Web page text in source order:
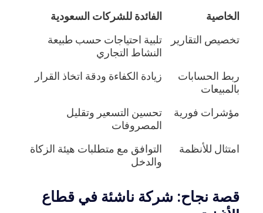
الخاصية
الفائدة للشركات السعودية
تخصيص التقارير
تلبية احتياجات حسب طبيعة
النشاط التجاري
ربط الحسابات
بالمبيعات
زيادة الكفاءة ودقة اتخاذ القرار
مؤشرات فورية
تحسين التسعير وتقليل
المصروفات
امتثال للأنظمة
التوافق مع متطلبات هيئة الزكاة
والدخل
قصة نجاح: شركة ناشئة في قطاع